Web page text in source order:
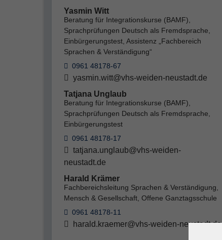
Yasmin Witt
Beratung für Integrationskurse (BAMF),
Sprachprüfungen Deutsch als Fremdsprache,
Einbürgerungstest, Assistenz „Fachbereich
Sprachen & Verständigung“
0961 48178-67
yasmin.witt@vhs-weiden-neustadt.de
Tatjana Unglaub
Beratung für Integrationskurse (BAMF),
Sprachprüfungen Deutsch als Fremdsprache,
Einbürgerungstest
0961 48178-17
tatjana.unglaub@vhs-weiden-
neustadt.de
Harald Krämer
Fachbereichsleitung Sprachen & Verständigung,
Mensch & Gesellschaft, Offene Ganztagsschule
0961 48178-11
harald.kraemer@vhs-weiden-neustadt.de